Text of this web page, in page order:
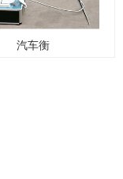
汽车衡